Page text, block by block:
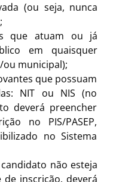
(ou seja, nunca
que atuam ou já
em quaisquer
ou municipal);
que possuam
NIT ou NIS (no
deverá preencher
no PIS/PASEP,
no Sistema
não esteja
inscrição, deverá